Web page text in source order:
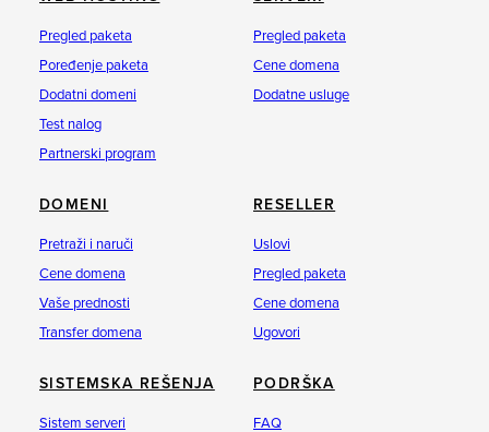
Pregled paketa
Poređenje paketa
Dodatni domeni
Test nalog
Partnerski program
Pregled paketa
Cene domena
Dodatne usluge
DOMENI
Pretraži i naruči
Cene domena
Vaše prednosti
Transfer domena
RESELLER
Uslovi
Pregled paketa
Cene domena
Ugovori
SISTEMSKA REŠENJA
Sistem serveri
PODRŠKA
FAQ